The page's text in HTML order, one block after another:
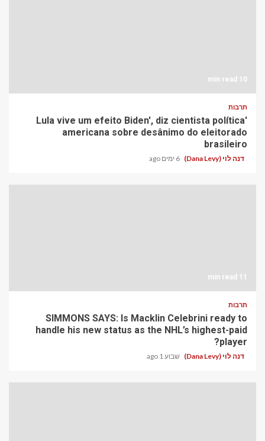
10 min read
תרבות
'Lula vive um efeito Biden', diz cientista política
americana sobre desânimo do eleitorado
brasileiro
דנה לוי (Dana Levy) 6 ימים ago
11 min read
תרבות
SIMMONS SAYS: Is Macklin Celebrini ready to
handle his new status as the NHL’s highest-paid
player?
דנה לוי (Dana Levy) שבוע 1 ago